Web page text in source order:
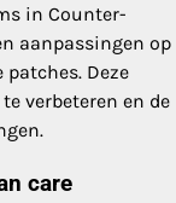
in Counter-
aanpassingen op
Deze
verbeteren en de
care